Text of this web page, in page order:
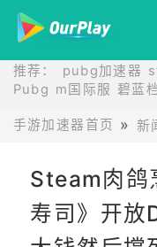
推荐： pubg加速器
Pubg m国际服 碧蓝
手游加速器首页 新
Steam肉鸽
寿司》开放